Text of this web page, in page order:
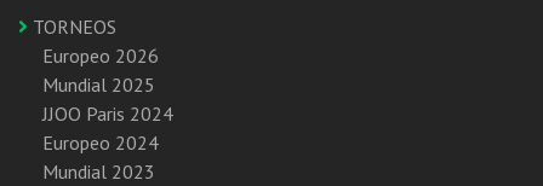
TORNEOS
Europeo 2026
Mundial 2025
JJOO Paris 2024
Europeo 2024
Mundial 2023